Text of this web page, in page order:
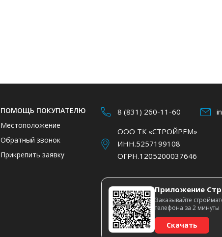
ПОМОЩЬ ПОКУПАТЕЛЮ
Местоположение
Обратный звонок
Прикрепить заявку
8 (831) 260-11-60
ООО ТК «СТРОЙРЕМ»
ИНН.5257199108
ОГРН.1205200037646
Приложение
Заказывайте
телефона за 2 минуты
Скачать